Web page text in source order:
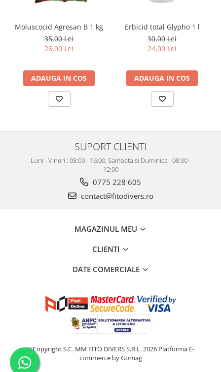
Moluscocid Agrosan B 1 kg
35,00 Lei
26,00 Lei
ADAUGA IN COS
Erbicid total Glypho 1 l
30,00 Lei
24,00 Lei
ADAUGA IN COS
SUPORT CLIENTI
Luni - Vineri : 08:00 - 16:00, Sambata si Duminica : 08:00 -
12:00
0775 228 605
contact@fitodivers.ro
MAGAZINUL MEU
CLIENTI
DATE COMERCIALE
©Copyright S.C. MM FITO DIVERS S.R.L. 2026 Platforma E-
commerce by Gomag